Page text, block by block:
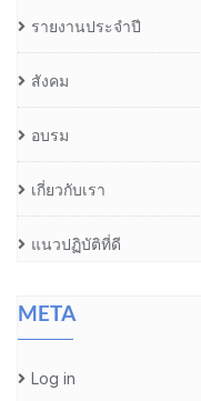
รายงานประจำปี
สังคม
อบรม
เกี่ยวกับเรา
แนวปฏิบัติที่ดี
META
Log in